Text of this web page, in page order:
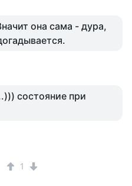
она сама - дура,
состояние при
1